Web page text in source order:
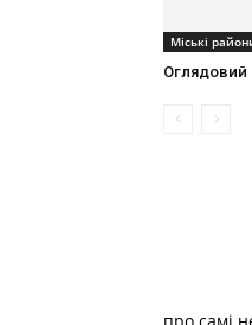
Міські
Оглядовий